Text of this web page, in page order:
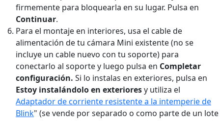
firmemente para bloquearla en su lugar. Pulsa en
Continuar.
Para el montaje en interiores, usa el cable de
alimentación de tu cámara Mini existente (no se
incluye un cable nuevo con tu soporte) para
conectarlo al soporte y luego pulsa en Completar
configuración. Si lo instalas en exteriores, pulsa en
Estoy instalándolo en exterioresy utiliza el
Adaptador de corriente resistente a la intemperie de
Blink" (se vende por separado o como parte de un lote